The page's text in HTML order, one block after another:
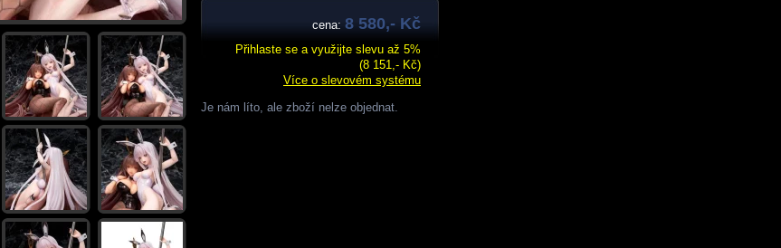
cena: 8 580,- Kč
Přihlaste se a využijte slevu až 5%
(8 151,- Kč)
Více o slevovém systému
Je nám líto, ale zboží nelze objednat.